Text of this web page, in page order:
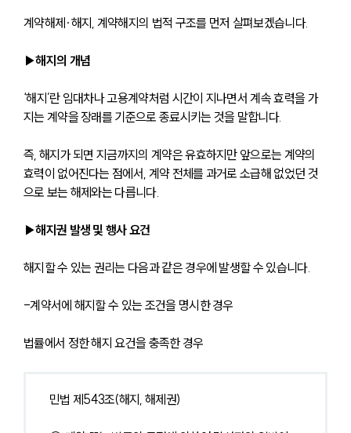
계약해제∙해지, 계약해지의 법적 구조를 먼저 살펴보겠습니다.
▶해지의 개념
‘해지’란 임대차나 고용계약처럼 시간이 지나면서 계속 효력을 가
지는 계약을 장래를 기준으로 종료시키는 것을 말합니다.
즉, 해지가 되면 지금까지의 계약은 유효하지만 앞으로는 계약의
효력이 없어진다는 점에서, 계약 전체를 과거로 소급해 없었던 것
으로 보는 해제와는 다릅니다.
▶해지권 발생 및 행사 요건
해지할 수 있는 권리는 다음과 같은 경우에 발생할 수 있습니다.
-계약서에 해지할 수 있는 조건을 명시한 경우
법률에서 정한 해지 요건을 충족한 경우
민법 제543조(해지, 해제권)